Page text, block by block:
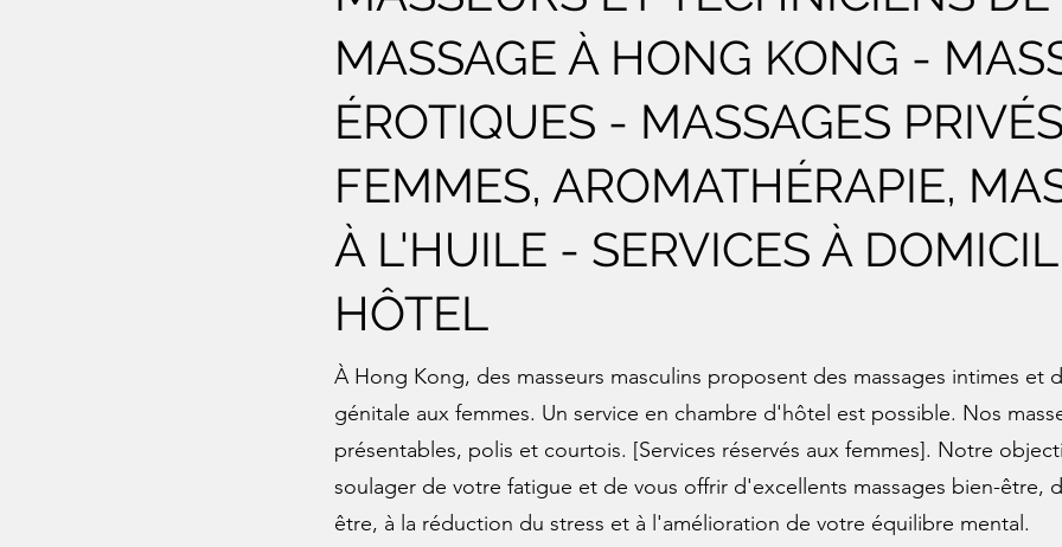
MASSAGE À HONG KONG -
ÉROTIQUES - MASSAGES
FEMMES, AROMATHÉRAPIE,
À L'HUILE - SERVICES À
HÔTEL
À Hong Kong, des masseurs masculins proposent des massages intimes et
génitale aux femmes. Un service en chambre d'hôtel est possible. Nos
présentables, polis et courtois. [Services réservés aux femmes]. Notre
soulager de votre fatigue et de vous offrir d'excellents massages bien-être,
être, à la réduction du stress et à l'amélioration de votre équilibre mental.